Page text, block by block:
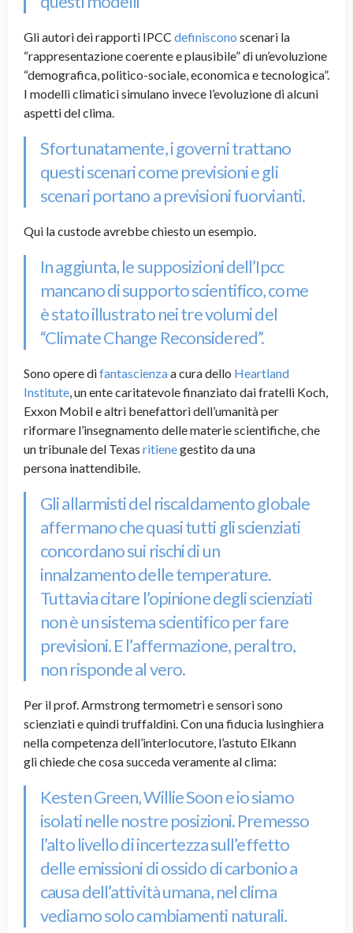
Gli autori dei rapporti IPCC definiscono scenari la
“rappresentazione coerente e plausibile” di un’evoluzione
“demografica, politico-sociale, economica e tecnologica”.
I modelli climatici simulano invece l’evoluzione di alcuni
aspetti del clima.
Sfortunatamente, i governi trattano
questi scenari come previsioni e gli
scenari portano a previsioni fuorvianti.
Qui la custode avrebbe chiesto un esempio.
In aggiunta, le supposizioni dell’Ipcc
mancano di supporto scientifico, come
è stato illustrato nei tre volumi del
“Climate Change Reconsidered”.
Sono opere difantascienzaa cura dello Heartland
Institute, un ente caritatevole finanziato dai fratelli Koch,
Exxon Mobil e altri benefattori dell’umanità per
riformare l’insegnamento delle materie scientifiche, che
un tribunale del Texas ritienegestito da una
persona inattendibile.
Gli allarmisti del riscaldamento globale
affermano che quasi tutti gli scienziati
concordano sui rischi di un
innalzamento delle temperature.
Tuttavia citare l’opinione degli scienziati
non è un sistema scientifico per fare
previsioni. E l’affermazione, peraltro,
non risponde al vero.
Per il prof. Armstrong termometri e sensori sono
scienziati e quindi truffaldini. Con una fiducia lusinghiera
nella competenza dell’interlocutore, l’astuto Elkann
gli chiede che cosa succeda veramente al clima:
Kesten Green, Willie Soon e io siamo
isolati nelle nostre posizioni. Premesso
l’alto livello di incertezza sull’effetto
delle emissioni di ossido di carbonio a
causa dell’attività umana, nel clima
vediamo solo cambiamenti naturali.